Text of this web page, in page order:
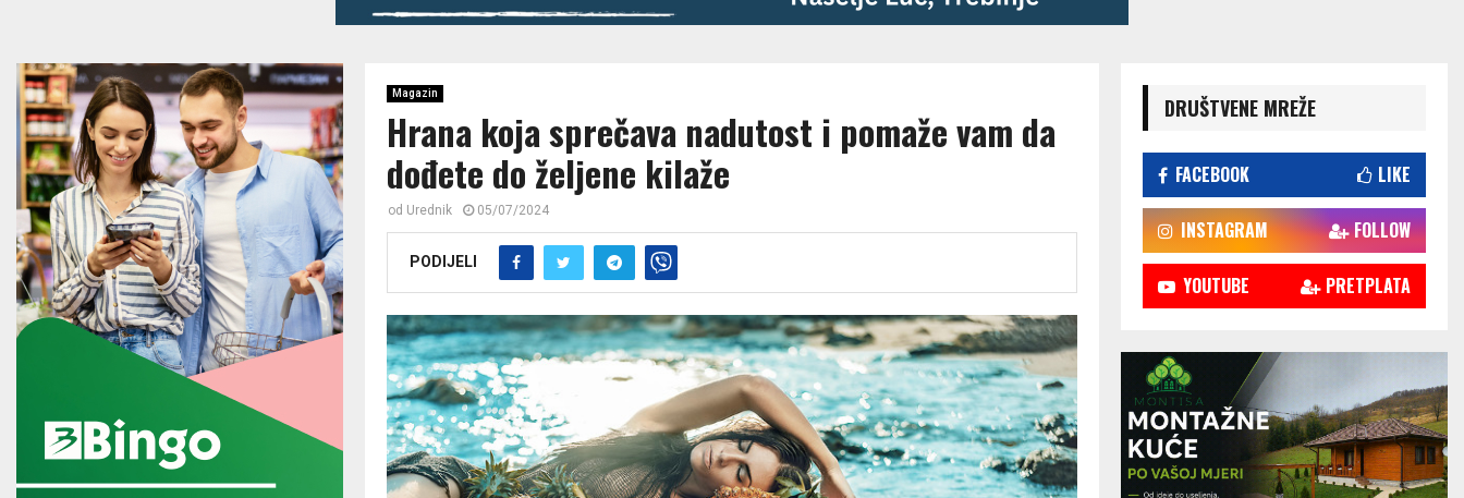
Magazin
Hrana koja sprečava nadutost i pomaže vam da
dođete do željene kilaže
od Urednik 05/07/2024
PODIJELI
DRUŠTVENE MREŽE
FACEBOOK LIKE
INSTAGRAM FOLLOW
YOUTUBE PRETPLATA